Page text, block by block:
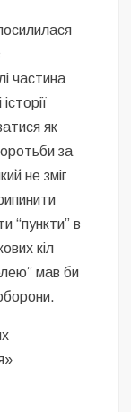
частина
як
за
не зміг
“пункти” в
кіл
мав би